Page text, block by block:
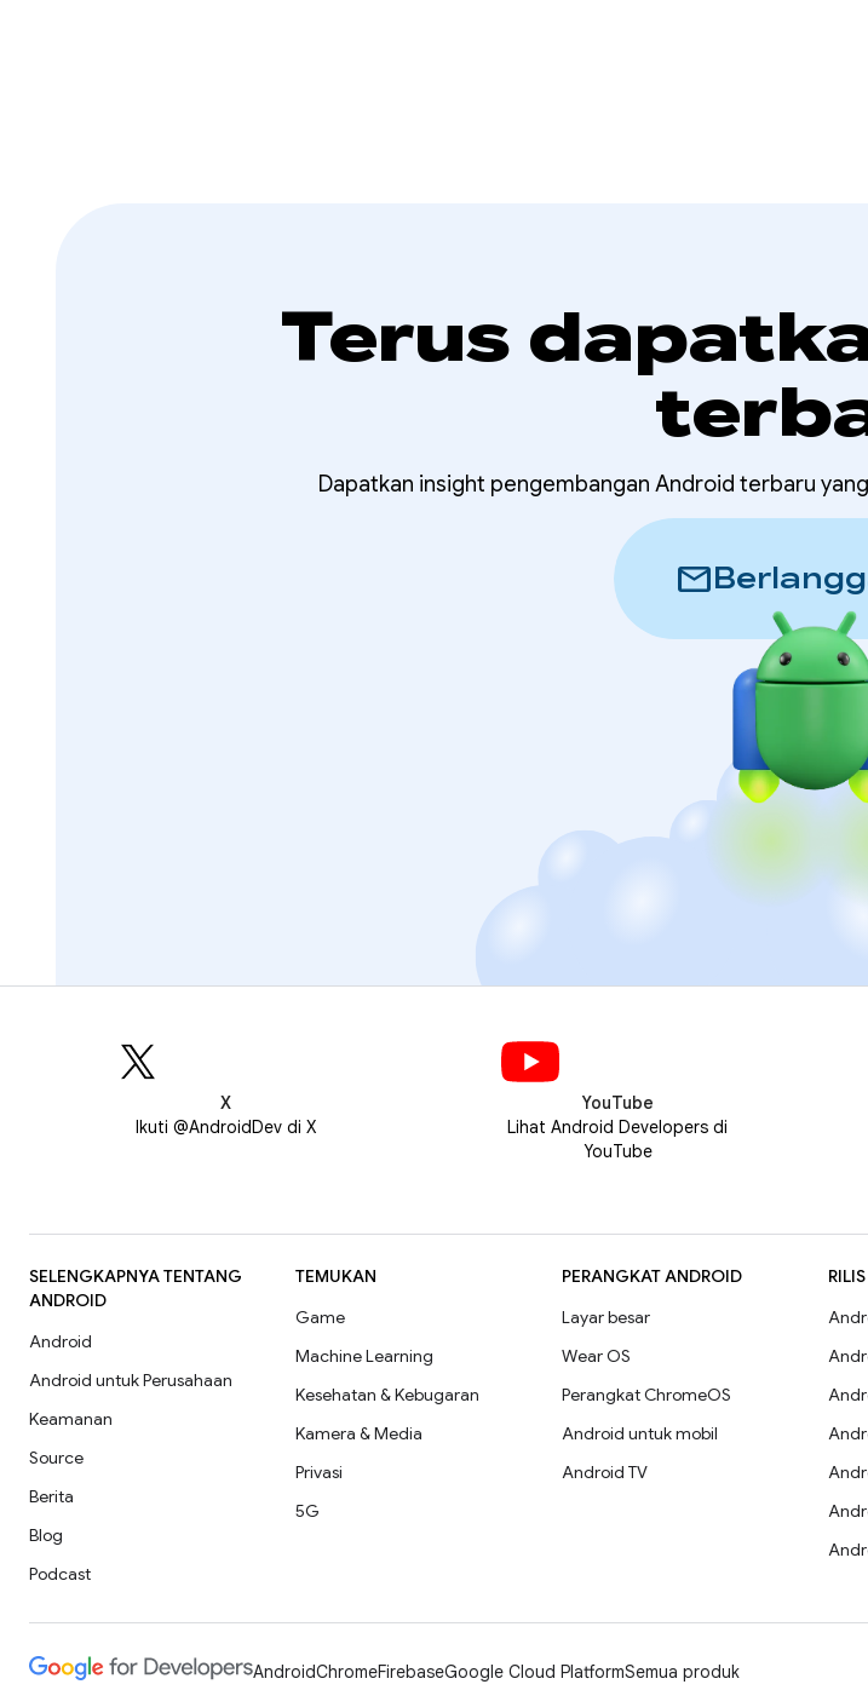
Terus
Dapatkan insight pengembangan Android terbaru
mail
X
Ikuti @AndroidDev di X
YouTube
Lihat Android Developers di
YouTube
SELENGKAPNYA TENTANG
ANDROID
Android
Android untuk Perusahaan
Keamanan
Source
Berita
Blog
Podcast
TEMUKAN
Game
Machine Learning
Kesehatan & Kebugaran
Kamera & Media
Privasi
5G
PERANGKAT ANDROID
Layar besar
Wear OS
Perangkat ChromeOS
Android untuk mobil
Android TV
RILIS
AndroidChromeFirebaseGoogle Cloud PlatformSemua produk